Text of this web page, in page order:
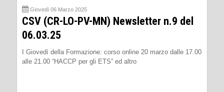
Giovedì 06 Marzo 2025
CSV (CR-LO-PV-MN) Newsletter n.9 del
06.03.25
I Giovedì della Formazione: corso online 20 marzo dalle 17.00
alle 21.00 “HACCP per gli ETS” ed altro